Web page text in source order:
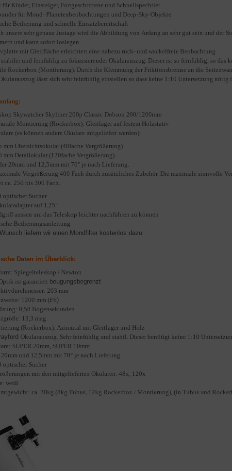
für Kinder, Einsteiger, Fortgeschrittene und Schnellspechtler
für Mond- Planetenbeobachtungen und Deep-Sky-Objekte
Bedienung und schnelle Einsatzbereitschaft
unsere sehr genaue Justage wird die Abbildung von Anfang an sehr gut sein und der
und kann sofort loslegen.
mit Gleitfläche erleichtert eine nahezu ruck- und wackelfreie Beobachtung
stabiler und feinfühlig zu fokussierender Okularauszug. Dieser ist so feinfühlig, so das
Rockerbox (Montierung). Durch die Klemmung der Friktionsbremse an die
lässt sich sehr feinfühlig einstellen so dass keine 1:10 Untersetzung nötig
Skywatcher Skyliner 200p Classic Dobson 200/1200mm
Montierung (Rockerbox): Gleitlager auf festem Holzstativ
(es können andere Okulare mitgeliefert werden):
mm Übersichtsokular (48fache Vergrößerung)
mm Detailokular (120fache Vergrößerung)
20mm und 12,5mm mit 70° je nach Lieferung.
Vergrößerung 400 Fach durch zusätzliches Zubehör. Die maximale sinnvolle
ca. 250 bis 300 Fach.
optischer Sucher
auf 1,25"
aussen um das Teleskop leichter nachführen zu können
Bedienungsanleitung
liefern wir einen Mondfilter kostenlos dazu
Daten im Überblick:
Spiegelteleskop / Newton
ist garantiert beugungsbegrenzt
203 mm
1200 mm (f/6)
0,58 Bogensekunden
13,3 mag
(Rockerbox): Azimutal mit Gleitlager und Holz
Okularauszug. Sehr feinfühlig und stabil. Dieser benötigt keine 1:10
SUPER 20mm, SUPER 10mm
und 12,5mm mit 70° je nach Lieferung.
optischer Sucher
mit den mitgelieferten Okularen: 48x, 120x
weiß
wicht: ca. 20kg (8kg Tubus, 12kg Rockerbox / Montierung), (in Tubus und